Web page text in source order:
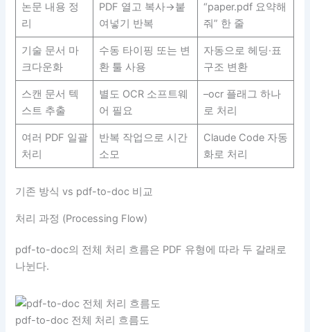
논문 내용 정
리
PDF 열고 복사→붙
여넣기 반복
“paper.pdf 요약해
줘” 한 줄
기술 문서 마
크다운화
수동 타이핑 또는 변
환 툴 사용
자동으로 헤딩·표
구조 변환
스캔 문서 텍
스트 추출
별도 OCR 소프트웨
어 필요
–ocr 플래그 하나
로 처리
여러 PDF 일괄
처리
반복 작업으로 시간
소모
Claude Code 자동
화로 처리
기존 방식 vs pdf-to-doc 비교
처리 과정 (Processing Flow)
pdf-to-doc의 전체 처리 흐름은 PDF 유형에 따라 두 갈래로
나뉜다.
pdf-to-doc 전체 처리 흐름도